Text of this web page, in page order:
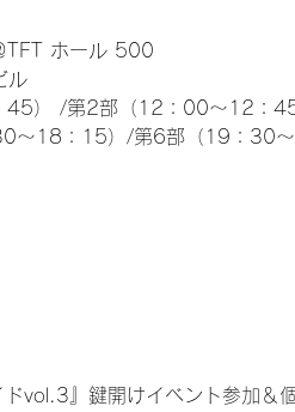
TFT ホール 500
ル
45） /第2部（12：00～12：
～18：15）/第6部（19：30～
ドvol.3』鍵開けイベント参加